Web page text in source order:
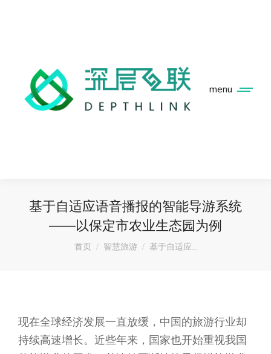
menu
基于自适应语音播报的智能导游系统
——以保定市农业生态园为例
您在这里：
首页 智慧旅游 基于自适应…
现在全球经济发展一直放缓，中国的旅游行业却
持续高速增长。近些年来，国家也开始重视我国